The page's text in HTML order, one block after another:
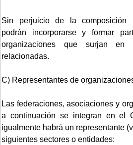
Sin perjuicio de la composición
podrán incorporarse y formar
organizaciones que surjan en
relacionadas.
C) Representantes de
Las federaciones, asociaciones y
a continuación se integran en el
igualmente habrá un representante
siguientes sectores o entidades: